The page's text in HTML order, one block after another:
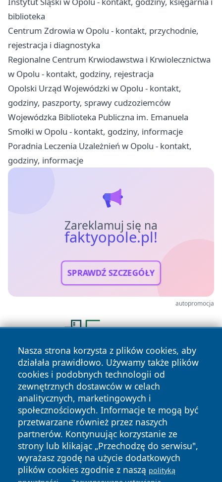
biblioteka
Centrum Zdrowia w Opolu - kontakt, przychodnie,
rejestracja i diagnostyka
Regionalne Centrum Krwiodawstwa i Krwiolecznictwa
w Opolu - kontakt, godziny, rejestracja
Opolski Urząd Wojewódzki w Opolu - kontakt,
godziny, paszporty, sprawy cudzoziemców
Wojewódzka Biblioteka Publiczna im. Emanuela
Smołki w Opolu - kontakt, godziny, informacje
Poradnia Leczenia Uzależnień w Opolu - kontakt,
godziny, informacje
Zareklamuj się na
faktyopole.pl!
SPRAWDŹ SZCZEGÓŁY
autopromocja
Nasza strona korzysta z plików cookies, aby
działała prawidłowo. Używamy także plików
cookies i podobnych technologii od
zewnętrznych dostawców w celach
analitycznych, marketingowych i
społecznościowych. Informacje te mogą być
przetwarzane również przez naszych
partnerów. Kontynuując korzystanie ze
strony lub klikając „Przechodzę do serwisu",
wyrażasz zgodę na użycie dodatkowych
plików cookies zgodnie z naszą polityką
Copyright © 2026 faktyopole.pl Wszystkie prawa zastrzeżone.
News Autorzy
Polityka
Prywatności
Polityka
Cookies